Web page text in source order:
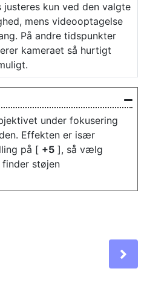
justeres kun ved den valgte
mens videooptagelse
På andre tidspunkter
kameraet så hurtigt
under fokusering
Effekten er især
på [ +5 ], så vælg
støjen